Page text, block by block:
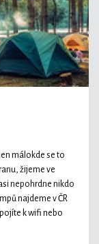
málokde se to
žijeme ve
nepohrdne nikdo
najdeme v ČR
k wifi nebo